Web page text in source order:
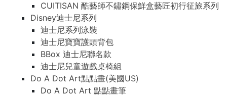
CUITISAN 酷藝師不鏽鋼保鮮盒藝匠初行征旅系列
Disney迪士尼系列
迪士尼系列泳裝
迪士尼寶寶護頭背包
BBox 迪士尼聯名款
迪士尼兒童遊戲桌椅組
Do A Dot Art點點畫(美國US)
Do A Dot Art 點點畫筆